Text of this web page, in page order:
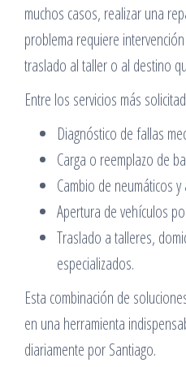
muchos casos, realizar una
problema requiere
traslado al taller o al destino
Entre los servicios más
Diagnóstico de fallas
Carga o reemplazo de
Cambio de neumáticos
Apertura de vehículos
Traslado a talleres,
especializados.
Esta combinación de
en una herramienta
diariamente por Santiago.